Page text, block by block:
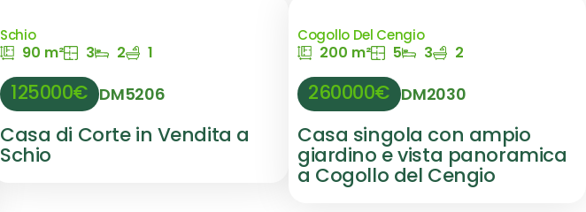
Schio
90 m² 3 2 1
125000€ DM5206
Casa di Corte in Vendita a
Schio
Cogollo Del Cengio
200 m² 5 3 2
260000€ DM2030
Casa singola con ampio
giardino e vista panoramica
a Cogollo del Cengio